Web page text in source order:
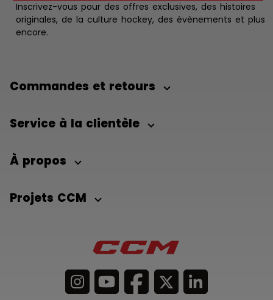
Inscrivez-vous pour des offres exclusives, des histoires
originales, de la culture hockey, des évènements et plus
encore.
Commandes et retours
Service à la clientèle
À propos
Projets CCM